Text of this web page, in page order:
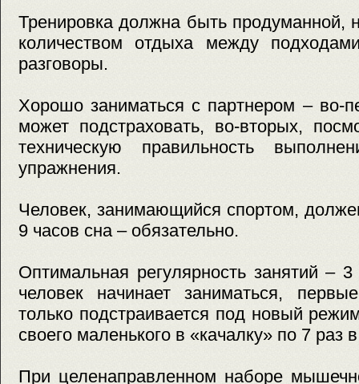
Тренировка должна быть
количеством отдыха между
разговоры.
Хорошо заниматься с партнером –
может подстраховать, во‑вторых,
техническую правильность
упражнения.
Человек, занимающийся спортом,
9 часов сна – обязательно.
Оптимальная регулярность занятий –
человек начинает заниматься,
только подстраивается под новый
своего маленького в «качалку» по 7 раз
При целенаправленном наборе